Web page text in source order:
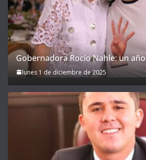
Gobernadora Rocío Nahle: un año
lunes 1 de diciembre de 2025